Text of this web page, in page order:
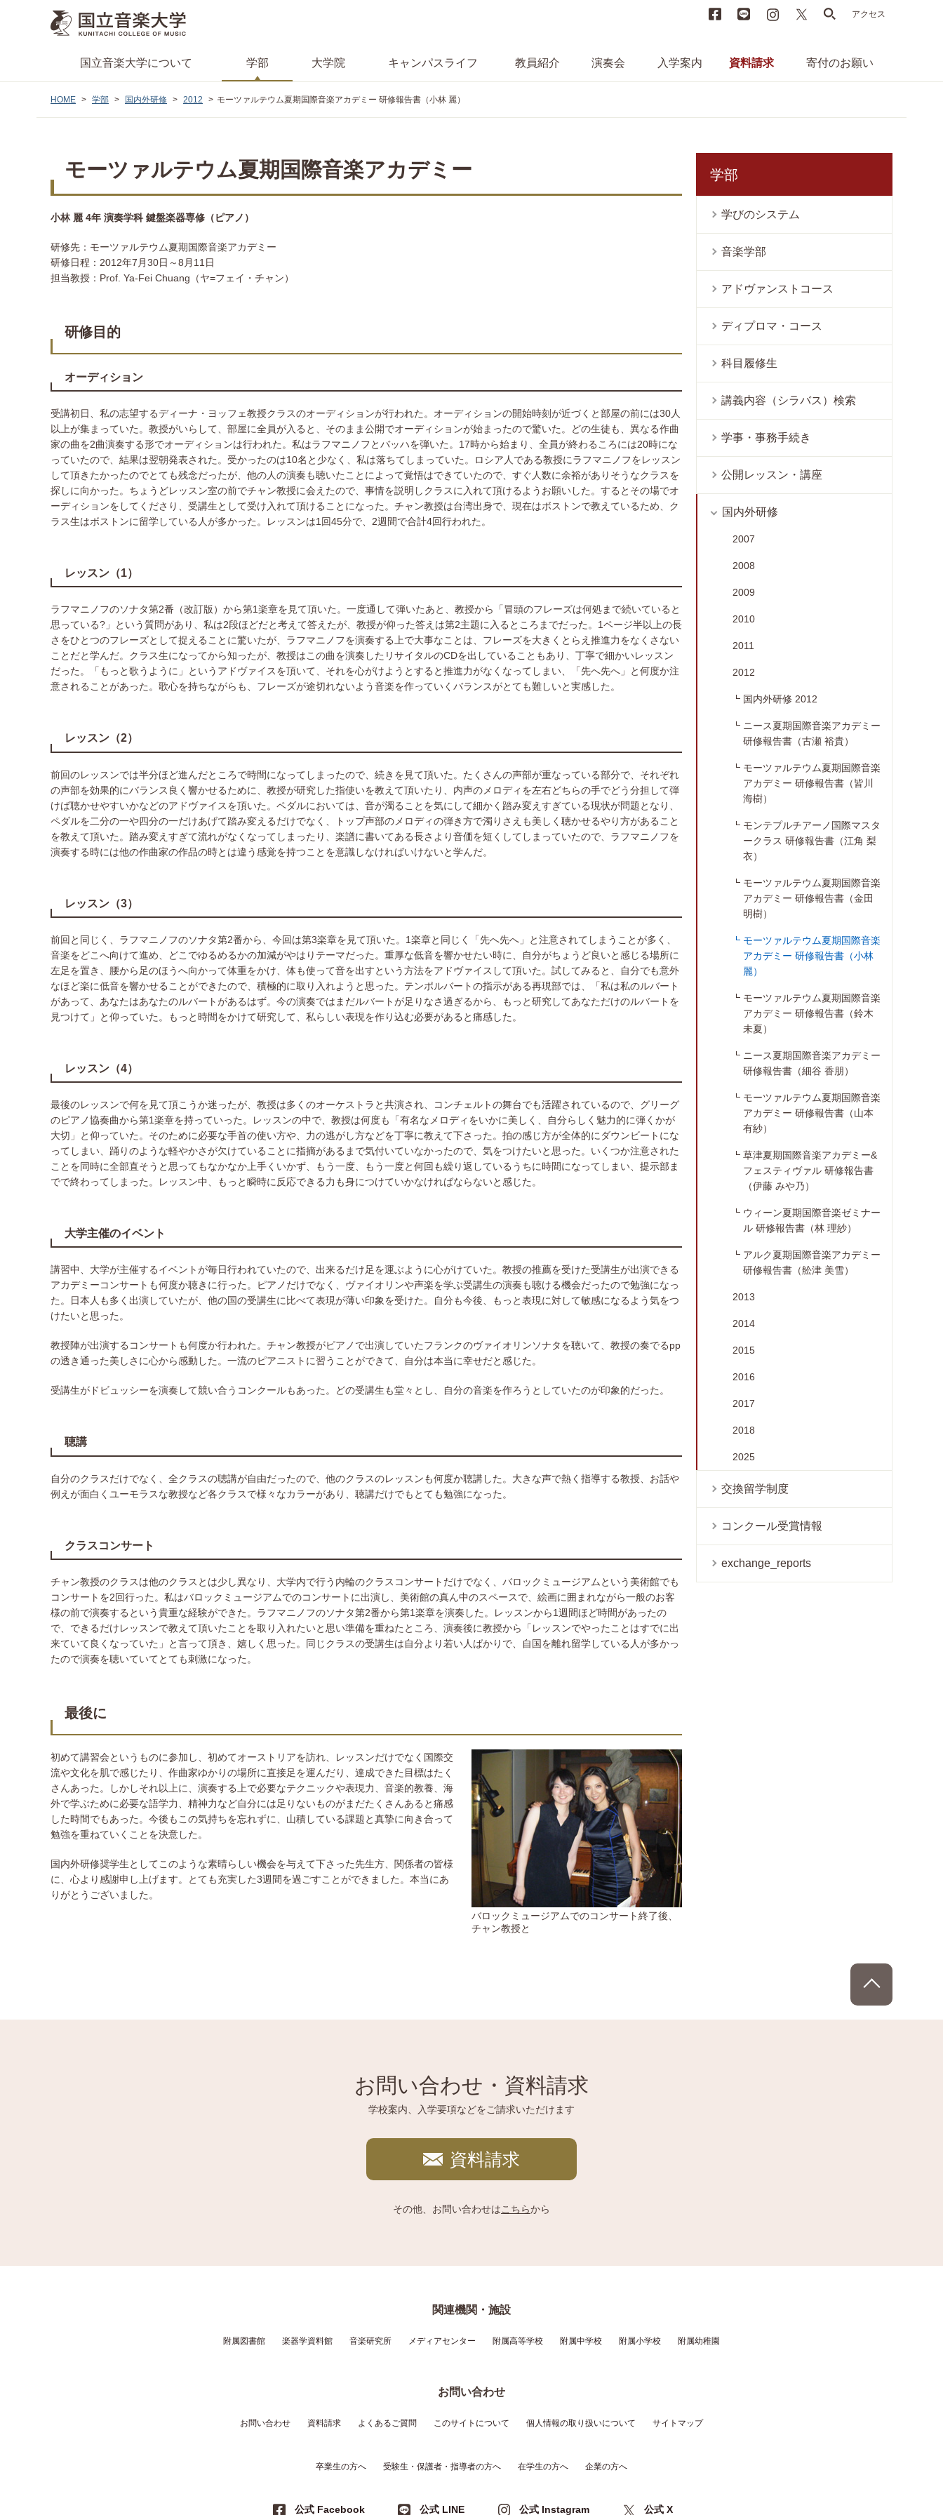
FacebookLINE instagram search
アクセス
国立音楽大学について 学部 大学院 キャンパスライフ 教員紹介 演奏会 入学案内 資料請求 寄付のお願い
HOME 学部 国内外研修 2012 モーツァルテウム夏期国際音楽アカデミー 研修報告書（小林 麗）
モーツァルテウム夏期国際音楽アカデミー
小林 麗 4年 演奏学科 鍵盤楽器専修（ピアノ）
研修先：モーツァルテウム夏期国際音楽アカデミー
研修日程：2012年7月30日～8月11日
担当教授：Prof. Ya-Fei Chuang（ヤ=フェイ・チャン）
研修目的
オーディション
受講初日、私の志望するディーナ・ヨッフェ教授クラスのオーディションが行われた。オーディションの開始時刻が近づくと部屋の前には30人
以上が集まっていた。教授がいらして、部屋に全員が入ると、そのまま公開でオーディションが始まったので驚いた。どの生徒も、異なる作曲
家の曲を2曲演奏する形でオーディションは行われた。私はラフマニノフとバッハを弾いた。17時から始まり、全員が終わるころには20時にな
っていたので、結果は翌朝発表された。受かったのは10名と少なく、私は落ちてしまっていた。ロシア人である教授にラフマニノフをレッスン
して頂きたかったのでとても残念だったが、他の人の演奏も聴いたことによって覚悟はできていたので、すぐ人数に余裕がありそうなクラスを
探しに向かった。ちょうどレッスン室の前でチャン教授に会えたので、事情を説明しクラスに入れて頂けるようお願いした。するとその場でオ
ーディションをしてくださり、受講生として受け入れて頂けることになった。チャン教授は台湾出身で、現在はボストンで教えているため、ク
ラス生はボストンに留学している人が多かった。レッスンは1回45分で、2週間で合計4回行われた。
レッスン（1）
ラフマニノフのソナタ第2番（改訂版）から第1楽章を見て頂いた。一度通して弾いたあと、教授から「冒頭のフレーズは何処まで続いていると
思っている?」という質問があり、私は2段ほどだと考えて答えたが、教授が仰った答えは第2主題に入るところまでだった。1ページ半以上の長
さをひとつのフレーズとして捉えることに驚いたが、ラフマニノフを演奏する上で大事なことは、フレーズを大きくとらえ推進力をなくさない
ことだと学んだ。クラス生になってから知ったが、教授はこの曲を演奏したリサイタルのCDを出していることもあり、丁寧で細かいレッスン
だった。「もっと歌うように」というアドヴァイスを頂いて、それを心がけようとすると推進力がなくなってしまい、「先へ先へ」と何度か注
意されることがあった。歌心を持ちながらも、フレーズが途切れないよう音楽を作っていくバランスがとても難しいと実感した。
レッスン（2）
前回のレッスンでは半分ほど進んだところで時間になってしまったので、続きを見て頂いた。たくさんの声部が重なっている部分で、それぞれ
の声部を効果的にバランス良く響かせるために、教授が研究した指使いを教えて頂いたり、内声のメロディを左右どちらの手でどう分担して弾
けば聴かせやすいかなどのアドヴァイスを頂いた。ペダルにおいては、音が濁ることを気にして細かく踏み変えすぎている現状が問題となり、
ペダルを二分の一や四分の一だけあげて踏み変えるだけでなく、トップ声部のメロディの弾き方で濁りさえも美しく聴かせるやり方があること
を教えて頂いた。踏み変えすぎて流れがなくなってしまったり、楽譜に書いてある長さより音価を短くしてしまっていたので、ラフマニノフを
演奏する時には他の作曲家の作品の時とは違う感覚を持つことを意識しなければいけないと学んだ。
レッスン（3）
前回と同じく、ラフマニノフのソナタ第2番から、今回は第3楽章を見て頂いた。1楽章と同じく「先へ先へ」と注意されてしまうことが多く、
音楽をどこへ向けて進め、どこでゆるめるかの加減がやはりテーマだった。重厚な低音を響かせたい時に、自分がちょうど良いと感じる場所に
左足を置き、腰から足のほうへ向かって体重をかけ、体も使って音を出すという方法をアドヴァイスして頂いた。試してみると、自分でも意外
なほど楽に低音を響かせることができたので、積極的に取り入れようと思った。テンポルバートの指示がある再現部では、「私は私のルバート
があって、あなたはあなたのルバートがあるはず。今の演奏ではまだルバートが足りなさ過ぎるから、もっと研究してあなただけのルバートを
見つけて」と仰っていた。もっと時間をかけて研究して、私らしい表現を作り込む必要があると痛感した。
レッスン（4）
最後のレッスンで何を見て頂こうか迷ったが、教授は多くのオーケストラと共演され、コンチェルトの舞台でも活躍されているので、グリーグ
のピアノ協奏曲から第1楽章を持っていった。レッスンの中で、教授は何度も「有名なメロディをいかに美しく、自分らしく魅力的に弾くかが
大切」と仰っていた。そのために必要な手首の使い方や、力の逃がし方などを丁寧に教えて下さった。拍の感じ方が全体的にダウンビートにな
ってしまい、踊りのような軽やかさが欠けていることに指摘があるまで気付いていなかったので、気をつけたいと思った。いくつか注意された
ことを同時に全部直そうと思ってもなかなか上手くいかず、もう一度、もう一度と何回も繰り返しているうちに時間になってしまい、提示部ま
でで終わってしまった。レッスン中、もっと瞬時に反応できる力も身につけていかなければならないと感じた。
大学主催のイベント
講習中、大学が主催するイベントが毎日行われていたので、出来るだけ足を運ぶように心がけていた。教授の推薦を受けた受講生が出演できる
アカデミーコンサートも何度か聴きに行った。ピアノだけでなく、ヴァイオリンや声楽を学ぶ受講生の演奏も聴ける機会だったので勉強になっ
た。日本人も多く出演していたが、他の国の受講生に比べて表現が薄い印象を受けた。自分も今後、もっと表現に対して敏感になるよう気をつ
けたいと思った。
教授陣が出演するコンサートも何度か行われた。チャン教授がピアノで出演していたフランクのヴァイオリンソナタを聴いて、教授の奏でるpp
の透き通った美しさに心から感動した。一流のピアニストに習うことができて、自分は本当に幸せだと感じた。
受講生がドビュッシーを演奏して競い合うコンクールもあった。どの受講生も堂々とし、自分の音楽を作ろうとしていたのが印象的だった。
聴講
自分のクラスだけでなく、全クラスの聴講が自由だったので、他のクラスのレッスンも何度か聴講した。大きな声で熱く指導する教授、お話や
例えが面白くユーモラスな教授など各クラスで様々なカラーがあり、聴講だけでもとても勉強になった。
クラスコンサート
チャン教授のクラスは他のクラスとは少し異なり、大学内で行う内輪のクラスコンサートだけでなく、バロックミュージアムという美術館でも
コンサートを2回行った。私はバロックミュージアムでのコンサートに出演し、美術館の真ん中のスペースで、絵画に囲まれながら一般のお客
様の前で演奏するという貴重な経験ができた。ラフマニノフのソナタ第2番から第1楽章を演奏した。レッスンから1週間ほど時間があったの
で、できるだけレッスンで教えて頂いたことを取り入れたいと思い準備を重ねたところ、演奏後に教授から「レッスンでやったことはすでに出
来ていて良くなっていた」と言って頂き、嬉しく思った。同じクラスの受講生は自分より若い人ばかりで、自国を離れ留学している人が多かっ
たので演奏を聴いていてとても刺激になった。
最後に
バロックミュージアムでのコンサート終了後、
チャン教授と
初めて講習会というものに参加し、初めてオーストリアを訪れ、レッスンだけでなく国際交
流や文化を肌で感じたり、作曲家ゆかりの場所に直接足を運んだり、達成できた目標はたく
さんあった。しかしそれ以上に、演奏する上で必要なテクニックや表現力、音楽的教養、海
外で学ぶために必要な語学力、精神力など自分には足りないものがまだたくさんあると痛感
した時間でもあった。今後もこの気持ちを忘れずに、山積している課題と真摯に向き合って
勉強を重ねていくことを決意した。
国内外研修奨学生としてこのような素晴らしい機会を与えて下さった先生方、関係者の皆様
に、心より感謝申し上げます。とても充実した3週間を過ごすことができました。本当にあ
りがとうございました。
学部
学びのシステム
音楽学部
アドヴァンストコース
ディプロマ・コース
科目履修生
講義内容（シラバス）検索
学事・事務手続き
公開レッスン・講座
国内外研修
2007
2008
2009
2010
2011
2012
国内外研修 2012
ニース夏期国際音楽アカデミー
研修報告書（古瀬 裕貴）
モーツァルテウム夏期国際音楽
アカデミー 研修報告書（皆川
海樹）
モンテプルチアーノ国際マスタ
ークラス 研修報告書（江角 梨
衣）
モーツァルテウム夏期国際音楽
アカデミー 研修報告書（金田
明樹）
モーツァルテウム夏期国際音楽
アカデミー 研修報告書（小林
麗）
モーツァルテウム夏期国際音楽
アカデミー 研修報告書（鈴木
未夏）
ニース夏期国際音楽アカデミー
研修報告書（細谷 香朋）
モーツァルテウム夏期国際音楽
アカデミー 研修報告書（山本
有紗）
草津夏期国際音楽アカデミー&
フェスティヴァル 研修報告書
（伊藤 みや乃）
ウィーン夏期国際音楽ゼミナー
ル 研修報告書（林 理紗）
アルク夏期国際音楽アカデミー
研修報告書（舩津 美雪）
2013
2014
2015
2016
2017
2018
2025
交換留学制度
コンクール受賞情報
exchange_reports
お問い合わせ・資料請求
学校案内、入学要項などをご請求いただけます
資料請求
その他、お問い合わせはこちらから
関連機関・施設
附属図書館 楽器学資料館 音楽研究所 メディアセンター 附属高等学校 附属中学校 附属小学校 附属幼稚園
お問い合わせ
お問い合わせ 資料請求 よくあるご質問 このサイトについて 個人情報の取り扱いについて サイトマップ
卒業生の方へ 受験生・保護者・指導者の方へ 在学生の方へ 企業の方へ
公式 Facebook 公式 LINE 公式 Instagram 公式 X